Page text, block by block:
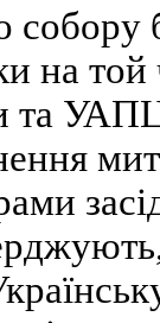
собору
на
та